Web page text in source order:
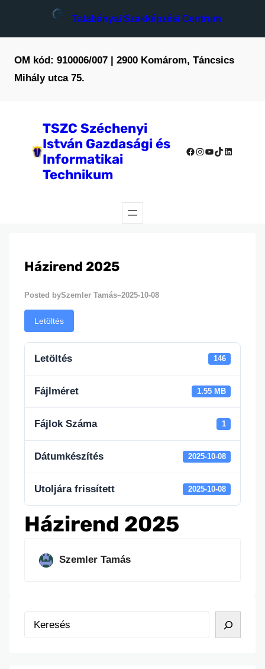
Tatabányai Szakképzési Centrum
OM kód: 910006/007 | 2900 Komárom, Táncsics
Mihály utca 75.
TSZC Széchenyi
István Gazdasági és
Informatikai
Technikum
Facebook
Instagram
YouTube
TikTok
LinkedIn
Házirend 2025
Posted bySzemler Tamás–2025-10-08
Letöltés
Letöltés 146
Fájlméret 1.55 MB
Fájlok Száma 1
Dátumkészítés 2025-10-08
Utoljára frissített 2025-10-08
Házirend 2025
Szemler Tamás